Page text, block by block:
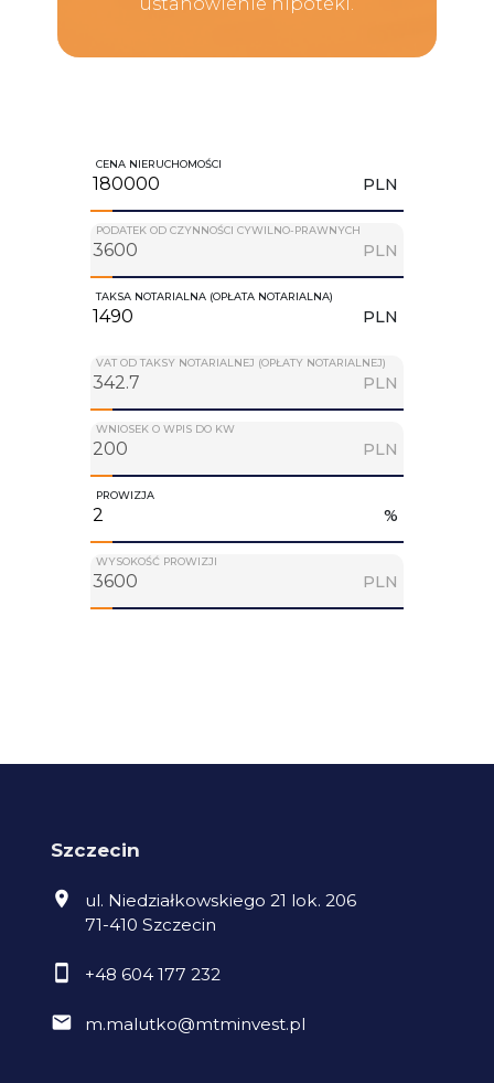
CENA NIERUCHOMOŚCI
PLN
PODATEK OD CZYNNOŚCI CYWILNO-PRAWNYCH
PLN
TAKSA NOTARIALNA (OPŁATA NOTARIALNA)
PLN
VAT OD TAKSY NOTARIALNEJ (OPŁATY NOTARIALNEJ)
PLN
WNIOSEK O WPIS DO KW
PLN
PROWIZJA
%
WYSOKOŚĆ PROWIZJI
PLN
Szczecin
ul. Niedziałkowskiego 21 lok. 206
71-410 Szczecin
+48 604 177 232
m.malutko@mtminvest.pl